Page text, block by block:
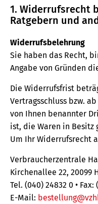
1. Widerrufsrecht
Ratgebern und
Widerrufsbelehrung
Sie haben das Recht,
Angabe von Gründen
Die Widerrufsfrist
Vertragsschluss bzw.
von Ihnen benannter
ist, die Waren in Besitz
Um Ihr Widerrufsrecht
Verbraucherzentrale
Kirchenallee 22, 20099
Tel. (040) 24832 0 • Fax:
E-Mail: